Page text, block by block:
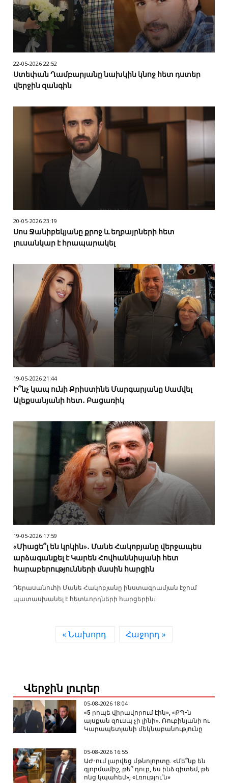
22-05-2026 22:52
Ստեփան Ղամբարյանը նախկին կնոջ հետ դստեր
վերջին զանգին
20-05-2026 23:19
Սոս Ջանիբեկյանը քրոջ և եղբայրների հետ
լուսանկար է հրապարակել
19-05-2026 21:44
Ի՞նչ կապ ունի Քրիստինե Մարգարյանը Սամվել
Ալեքսանյանի հետ․ Բացառիկ
19-05-2026 17:59
«Միացե՞լ են կրկին»․ Մանե Հակոբյանը վերջապես
արձագանքել է Կարեն Հովհաննիսյանի հետ
հարաբերությունների մասին հարցին
Դերասանուհի Մանե Հակոբյանը ինստագրամյան էջում
պատասխանել է հետևորդների հարցերին։
« Նախորդ Հաջորդ »
Վերջին լուրեր
05-08-2026 18:04
«5 րոպե վիրավորում էին», «ՔՊ-ն
այսքան զուսպ չի լինի». Ռուբինյանի ու
Կարապետյանի մեկնաբանությունը
05-08-2026 16:55
ԱԺ-ում լարվեց մթնոլորտը. «Մե՞նք են
գյորմամիշ, թե՞ դուք, ես ինձ գիտեմ, թե
ոնց կպահեմ», «Լռությու՛ն»